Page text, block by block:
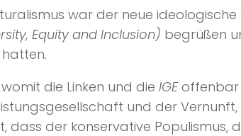
war der neue
Equity and Inclusion) begrüßen
die Linken und die IGEoffenbar
und der
dass der konservative Populismus,